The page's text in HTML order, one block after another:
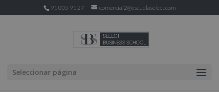
91 005 91 27 comercial2@escuelaselect.com
Seleccionar página